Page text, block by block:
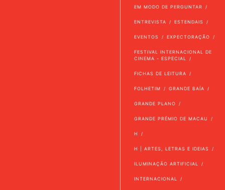
EM MODO DE PERGUNTAR
ENTREVISTA ESTENDAIS
EVENTOS EXPECTORAÇÃO
FESTIVAL INTERNACIONAL DE
CINEMA - ESPECIAL
FICHAS DE LEITURA
FOLHETIM GRANDE BAÍA
GRANDE PLANO
GRANDE PRÉMIO DE MACAU
H
H | ARTES, LETRAS E IDEIAS
ILUMINAÇÃO ARTIFICIAL
INTERNACIONAL